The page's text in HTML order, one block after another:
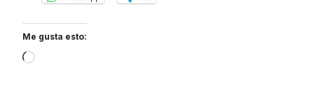
Me gusta esto:
Loading…